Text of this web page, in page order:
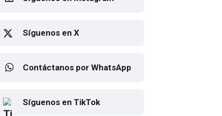
Síguenos en X
Contáctanos por WhatsApp
Síguenos en TikTok
Elton John regresa a CDMX
para despedirse en el Estadio